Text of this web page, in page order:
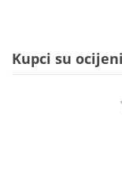
Kupci su